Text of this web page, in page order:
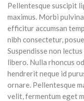
Pellentesque suscipit
maximus. Morbi
efficitur accumsan
nibh consectetur,
Suspendisse non
libero. Nulla rhoncus
hendrerit neque id
ornare. Pellentesque
velit, fermentum eget